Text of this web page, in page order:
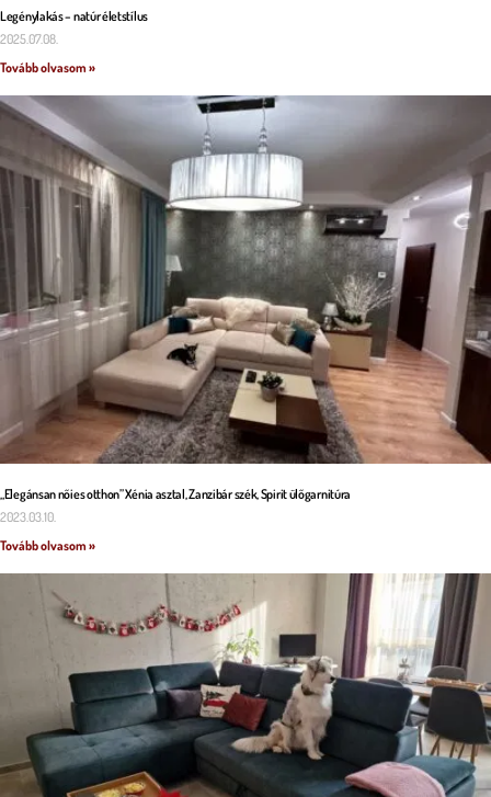
Legénylakás – natúr életstílus
2025.07.08.
Tovább olvasom »
„Elegánsan nőies otthon” Xénia asztal, Zanzibár szék, Spirit ülőgarnitúra
2023.03.10.
Tovább olvasom »